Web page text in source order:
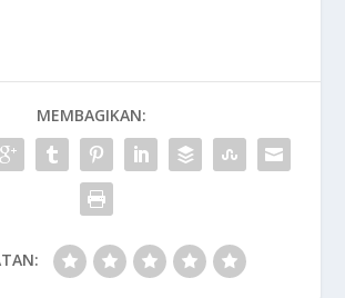
MEMBAGIKAN: